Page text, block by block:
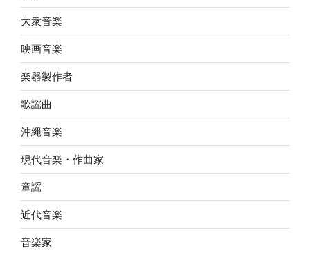
大衆音楽
映画音楽
楽器製作者
歌謡曲
沖縄音楽
現代音楽・作曲家
童謡
近代音楽
音楽家